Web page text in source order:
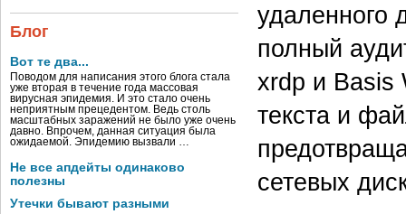
Блог
Вот те два...
Поводом для написания этого блога стала
уже вторая в течение года массовая
вирусная эпидемия. И это стало очень
неприятным прецедентом. Ведь столь
масштабных заражений не было уже очень
давно. Впрочем, данная ситуация была
ожидаемой. Эпидемию вызвали …
Не все апдейты одинаково
полезны
Утечки бывают разными
удаленного
полный
xrdp и Basis
текста и
сетевых